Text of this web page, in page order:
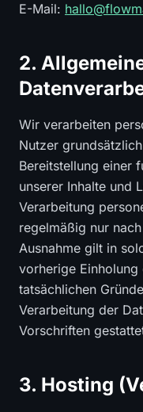
E-Mail:
2.
Wir verarbeiten
Nutzer
Bereitstellung einer
unserer Inhalte und
Verarbeitung
regelmäßig nur
Ausnahme gilt in
vorherige
tatsächlichen
Verarbeitung der
Vorschriften
3. Hosting